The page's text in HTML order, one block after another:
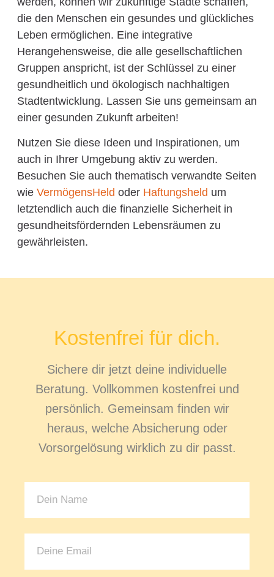
die den Menschen ein gesundes und glückliches
Leben ermöglichen. Eine integrative
Herangehensweise, die alle gesellschaftlichen
Gruppen anspricht, ist der Schlüssel zu einer
gesundheitlich und ökologisch nachhaltigen
Stadtentwicklung. Lassen Sie uns gemeinsam an
einer gesunden Zukunft arbeiten!
Nutzen Sie diese Ideen und Inspirationen, um
auch in Ihrer Umgebung aktiv zu werden.
Besuchen Sie auch thematisch verwandte Seiten
wie VermögensHeld oder Haftungsheld um
letztendlich auch die finanzielle Sicherheit in
gesundheitsfördernden Lebensräumen zu
gewährleisten.
Kostenfrei für dich.
Sichere dir jetzt deine individuelle
Beratung. Vollkommen kostenfrei und
persönlich. Gemeinsam finden wir
heraus, welche Absicherung oder
Vorsorgelösung wirklich zu dir passt.